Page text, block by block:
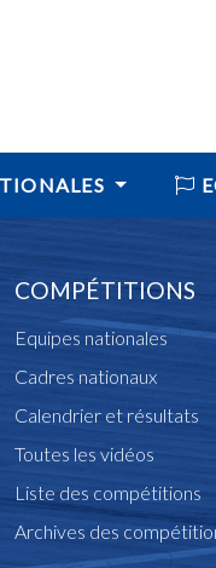
COMPÉTITIONS
Equipes nationales
Cadres nationaux
Calendrier et résultats
Toutes les vidéos
Liste des compétitions
Archives des